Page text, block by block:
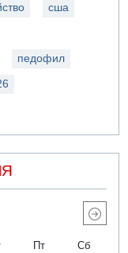
сша
педофил
Пт Сб